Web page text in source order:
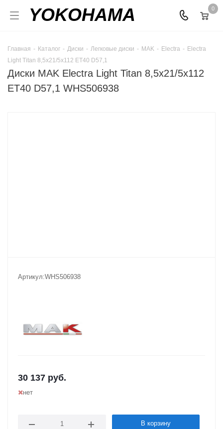
YOKOHAMA 0
Главная - Каталог - Диски - Легковые диски - MAK - Electra - Electra
Light Titan 8,5x21/5x112 ET40 D57,1
Диски MAK Electra Light Titan 8,5x21/5x112
ET40 D57,1 WHS506938
Артикул:WHS506938
30 137 руб.
нет
В корзину